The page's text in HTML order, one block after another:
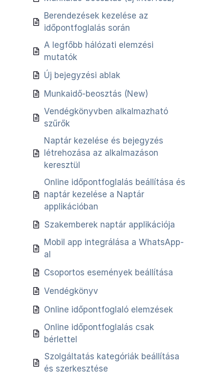
Berendezések kezelése az
időpontfoglalás során
A legfőbb hálózati elemzési
mutatók
Új bejegyzési ablak
Munkaidő-beosztás (New)
Vendégkönyvben alkalmazható
szűrők
Naptár kezelése és bejegyzés
létrehozása az alkalmazáson
keresztül
Online időpontfoglalás beállítása és
naptár kezelése a Naptár
applikációban
Szakemberek naptár applikációja
Mobil app integrálása a WhatsApp-
al
Csoportos események beállítása
Vendégkönyv
Online időpontfoglaló elemzések
Online időpontfoglalás csak
bérlettel
Szolgáltatás kategóriák beállítása
és szerkesztése